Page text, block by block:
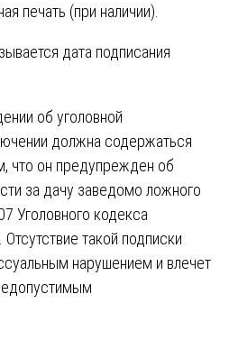
печать (при наличии).
дата подписания
об уголовной
должна содержаться
что он предупрежден об
за дачу заведомо ложного
Уголовного кодекса
такой подписки
нарушением и влечет